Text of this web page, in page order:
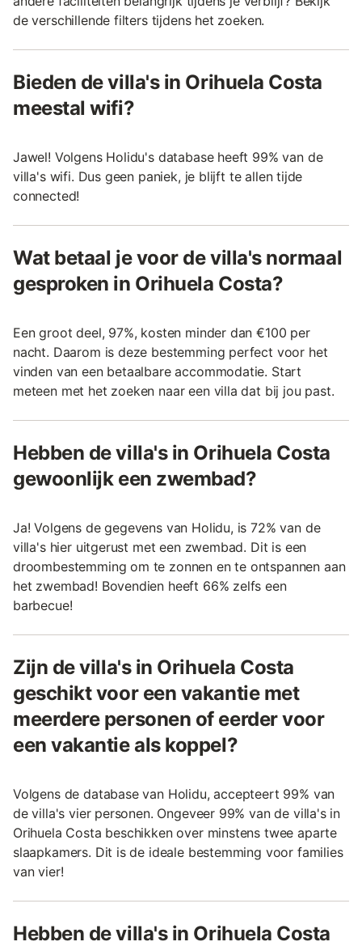
de verschillende filters tijdens het zoeken.
Bieden de villa's in Orihuela Costa
meestal wifi?
Jawel! Volgens Holidu's database heeft 99% van de
villa's wifi. Dus geen paniek, je blijft te allen tijde
connected!
Wat betaal je voor de villa's normaal
gesproken in Orihuela Costa?
Een groot deel, 97%, kosten minder dan €100 per
nacht. Daarom is deze bestemming perfect voor het
vinden van een betaalbare accommodatie. Start
meteen met het zoeken naar een villa dat bij jou past.
Hebben de villa's in Orihuela Costa
gewoonlijk een zwembad?
Ja! Volgens de gegevens van Holidu, is 72% van de
villa's hier uitgerust met een zwembad. Dit is een
droombestemming om te zonnen en te ontspannen aan
het zwembad! Bovendien heeft 66% zelfs een
barbecue!
Zijn de villa's in Orihuela Costa
geschikt voor een vakantie met
meerdere personen of eerder voor
een vakantie als koppel?
Volgens de database van Holidu, accepteert 99% van
de villa's vier personen. Ongeveer 99% van de villa's in
Orihuela Costa beschikken over minstens twee aparte
slaapkamers. Dit is de ideale bestemming voor families
van vier!
Hebben de villa's in Orihuela Costa